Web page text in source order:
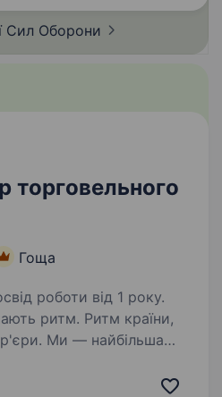
оборони…
Сил Оборони
торговельного
Гоща
роботи від 1 року.
ритм. Ритм країни,
Ми — найбільша
майже 700 сучасних